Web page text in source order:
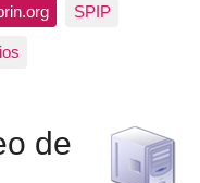
SPIP
de